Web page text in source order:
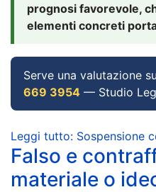
prognosi favorevole,
elementi concreti
Serve una valutazione
669 3954 — Studio
Leggi tutto: Sospensione
Falso e
materiale o